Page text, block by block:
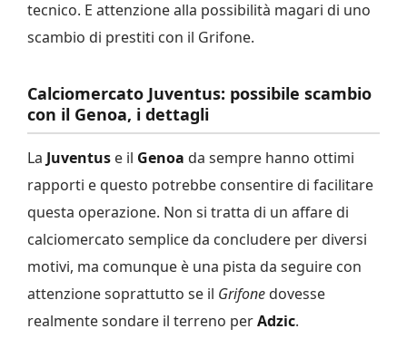
tecnico. E attenzione alla possibilità magari di uno
scambio di prestiti con il Grifone.
Calciomercato Juventus: possibile scambio
con il Genoa, i dettagli
La Juventus e il Genoa da sempre hanno ottimi
rapporti e questo potrebbe consentire di facilitare
questa operazione. Non si tratta di un affare di
calciomercato semplice da concludere per diversi
motivi, ma comunque è una pista da seguire con
attenzione soprattutto se il Grifone dovesse
realmente sondare il terreno perAdzic.